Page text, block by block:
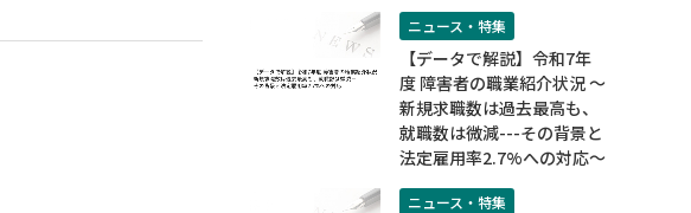
ニュース・特集
【データで解説】令和7年
度 障害者の職業紹介状況 ～
新規求職数は過去最高も、
就職数は微減---その背景と
法定雇用率2.7%への対応～
ニュース・特集